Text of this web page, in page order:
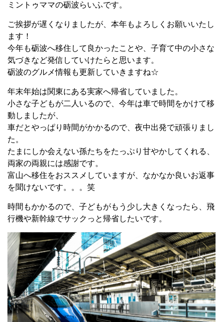
ミントゥママの砺波らいふです。
ご挨拶が遅くなりましたが、本年もよろしくお願いいたし
ます！
今年も砺波へ移住して良かったことや、子育て中の小さな
気づきなど発信していけたらと思います。
砺波のグルメ情報も更新していきますね☆
年末年始は関東にある実家へ帰省していました。
小さな子どもが二人いるので、今年は車で時間をかけて移
動しましたが、
車だとやっぱり時間がかかるので、夜中出発で頑張りまし
た。
たまにしか会えない孫たちをたっぷり甘やかしてくれる、
両家の両親には感謝です。
富山へ移住をおススメしていますが、なかなか良いお返事
を聞けないです。。。笑
時間もかかるので、子どもがもう少し大きくなったら、飛
行機や新幹線でサックっと帰省したいです。